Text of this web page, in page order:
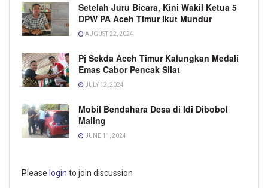
Setelah Juru Bicara, Kini Wakil Ketua 5
DPW PA Aceh Timur Ikut Mundur
AUGUST 22, 2024
Pj Sekda Aceh Timur Kalungkan Medali
Emas Cabor Pencak Silat
JULY 12, 2024
Mobil Bendahara Desa di Idi Dibobol
Maling
JUNE 11, 2024
Please login to join discussion